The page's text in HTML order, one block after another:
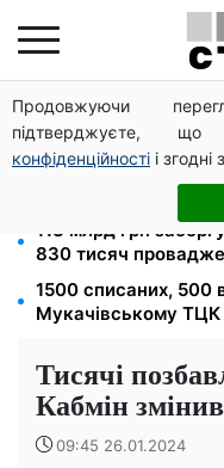
Продовжуючи
підтверджуєте,
конфіденційності і
100 000 грн за 18
щомісячні виплати
120 грн на день
звільняються
113 млрд грн
830 тисяч
1500 списаних, 500
Мукачівському
Тисячі
Кабмін
09:45 26.01.2024